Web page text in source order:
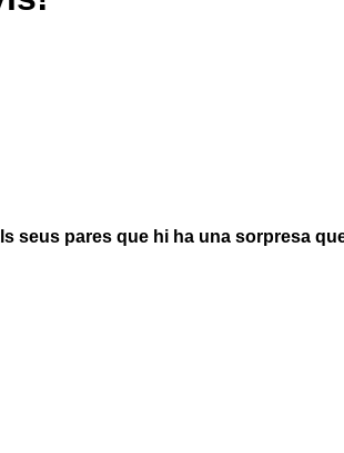
seus pares que hi ha una sorpresa